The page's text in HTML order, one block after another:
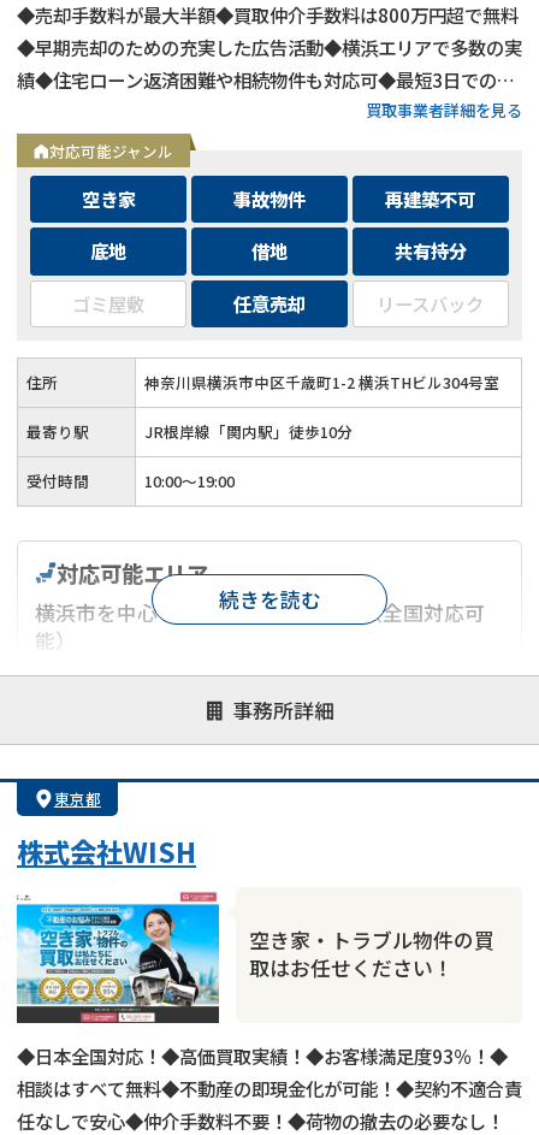
◆売却手数料が最大半額◆買取仲介手数料は800万円超で無料
◆早期売却のための充実した広告活動◆横浜エリアで多数の実
績◆住宅ローン返済困難や相続物件も対応可◆最短3日での売
却も可能◆プロフェッショナルによる徹底サポート買取事業者詳細を見る
対応可能ジャンル
空き家 事故物件
再建築不可
底地
借地
共有持分
ゴミ屋敷
任意売却 リースバック
住所 神奈川県横浜市中区千歳町1-2 横浜THビル304号室
最寄り駅 JR根岸線「関内駅」徒歩10分
受付時間 10:00～19:00
事務所詳細
対応可能エリア
横浜市を中心とした神奈川県エリア（全国対応可
能）
オンライン面談可能
決済までが早い
1億円以上の買取可
業歴10年以上
業者案件歓迎
士業連携有り
続きを読む
東京都
株式会社WISH
空き家・トラブル物件の買
取はお任せください！
◆日本全国対応！◆高価買取実績！◆お客様満足度93％！◆
相談はすべて無料◆不動産の即現金化が可能！◆契約不適合責
任なしで安心◆仲介手数料不要！◆荷物の撤去の必要なし！